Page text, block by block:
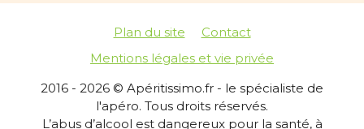
Plan du site
Contact
Mentions légales et vie privée
2016 - 2026 © Apéritissimo.fr - le spécialiste de
l'apéro. Tous droits réservés.
L’abus d’alcool est dangereux pour la santé, à